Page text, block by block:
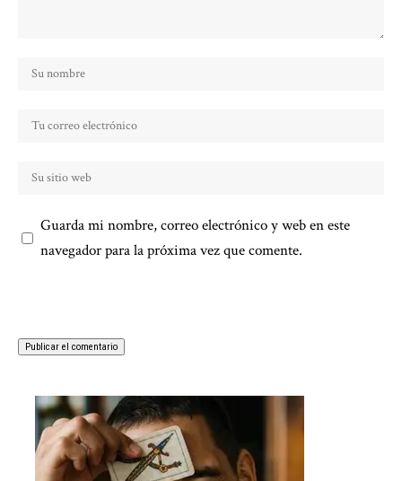
Guarda mi nombre, correo electrónico y web en este
navegador para la próxima vez que comente.